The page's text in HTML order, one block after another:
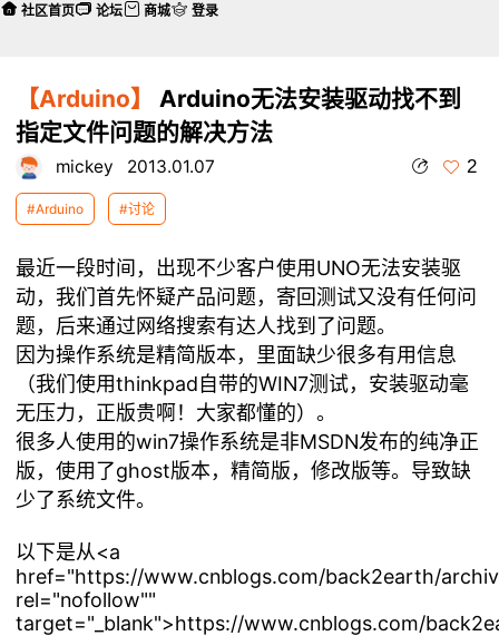
【Arduino】
Arduino无法安装驱动找不到
指定文件问题的解决方法
mickey 2013.01.07 2
#Arduino #讨论
最近一段时间，出现不少客户使用UNO无法安装驱
动，我们首先怀疑产品问题，寄回测试又没有任何问
题，后来通过网络搜索有达人找到了问题。
因为操作系统是精简版本，里面缺少很多有用信息
（我们使用thinkpad自带的WIN7测试，安装驱动毫
无压力，正版贵啊！大家都懂的）。
很多人使用的win7操作系统是非MSDN发布的纯净正
版，使用了ghost版本，精简版，修改版等。导致缺
少了系统文件。
以下是从<a
href="https://www.cnblogs.com/back2earth/
rel="nofollow""
target="_blank">https://www.cnblogs.com/
社区首页 论坛 商城 登录